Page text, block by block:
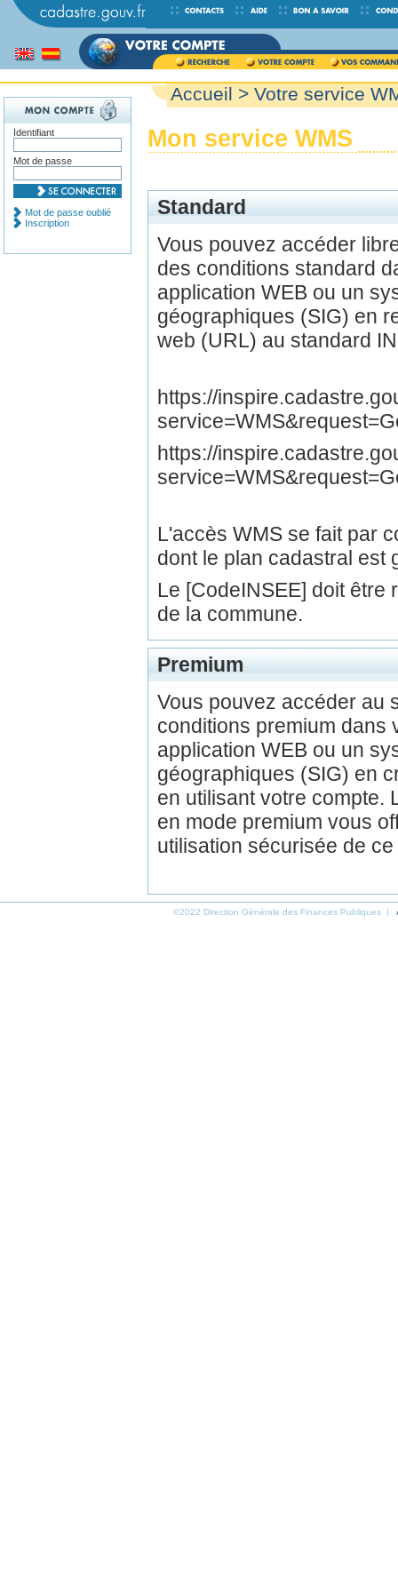
Accueil > Votre service
Mon service WMS
Standard
Vous pouvez accéder
des conditions standard
application WEB ou un
géographiques (SIG) en
web (URL) au standard
https://
https://
L'accès WMS se fait par
dont le plan cadastral est
Le [CodeINSEE] doit être
de la commune.
Premium
Vous pouvez accéder au
conditions premium dans
application WEB ou un
géographiques (SIG) en
en utilisant votre compte.
en mode premium vous
utilisation sécurisée de
Identifiant
Mot de passe
Mot de passe oublié
Inscription
©2022 Direction Générale des Finances Publiques |